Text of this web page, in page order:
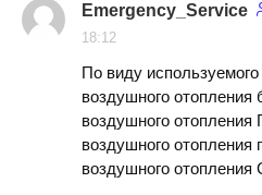
Emergency_Service
18:12
По виду
воздушного
воздушного отопления
воздушного отопления
воздушного отопления